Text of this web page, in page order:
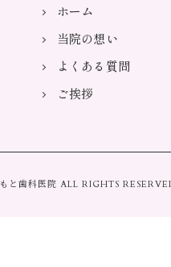
ホーム
当院の想い
よくある質問
ご挨拶
と歯科医院 ALL RIGHTS